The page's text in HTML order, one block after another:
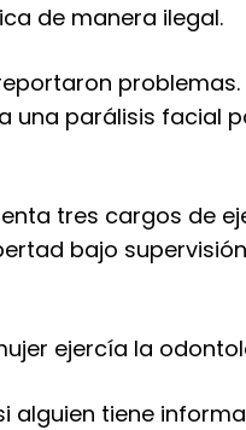
de manera ilegal.
una parálisis facial
tres cargos de
bajo
ejercía la
alguien tiene